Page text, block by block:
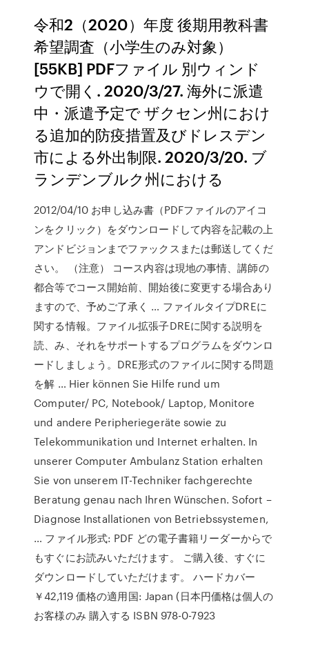
令和2（2020）年度 後期用教科書
希望調査（小学生のみ対象）
[55KB] PDFファイル 別ウィンド
ウで開く. 2020/3/27. 海外に派遣
中・派遣予定で ザクセン州におけ
る追加的防疫措置及びドレスデン
市による外出制限. 2020/3/20. ブ
ランデンブルク州における
2012/04/10 お申し込み書（PDFファイルのアイコ
ンをクリック）をダウンロードして内容を記載の上
アンドビジョンまでファックスまたは郵送してくだ
さい。 （注意） コース内容は現地の事情、講師の
都合等でコース開始前、開始後に変更する場合あり
ますので、予めご了承く … ファイルタイプDREに
関する情報。ファイル拡張子DREに関する説明を
読、み、それをサポートするプログラムをダウンロ
ードしましょう。DRE形式のファイルに関する問題
を解 … Hier können Sie Hilfe rund um
Computer/ PC, Notebook/ Laptop, Monitore
und andere Peripheriegeräte sowie zu
Telekommunikation und Internet erhalten. In
unserer Computer Ambulanz Station erhalten
Sie von unserem IT-Techniker fachgerechte
Beratung genau nach Ihren Wünschen. Sofort –
Diagnose Installationen von Betriebssystemen,
… ファイル形式: PDF どの電子書籍リーダーからで
もすぐにお読みいただけます。 ご購入後、すぐに
ダウンロードしていただけます。 ハードカバー
￥42,119 価格の適用国: Japan (日本円価格は個人の
お客様のみ 購入する ISBN 978-0-7923